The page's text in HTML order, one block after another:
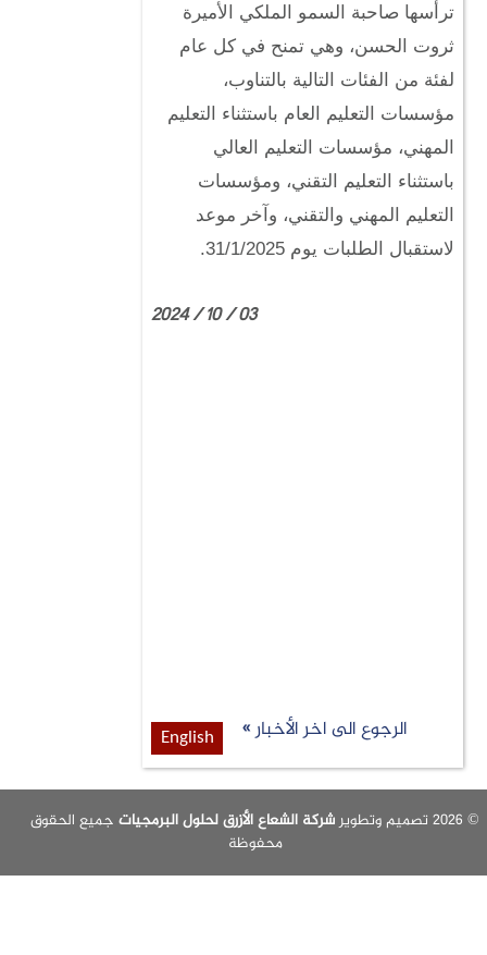
ترأسها صاحبة السمو الملكي الأميرة
ثروت الحسن، وهي تمنح في كل عام
لفئة من الفئات التالية بالتناوب،
مؤسسات التعليم العام باستثناء التعليم
المهني، مؤسسات التعليم العالي
باستثناء التعليم التقني، ومؤسسات
التعليم المهني والتقني، وآخر موعد
لاستقبال الطلبات يوم 31/1/2025.
English الرجوع الى اخر الأخبار »
شركة الشعاع الأزرق لحلول البرمجياتجميع الحقوق
محفوظة